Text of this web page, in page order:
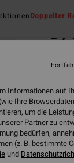
Doppelter
By
€
€
SALE
Informationen auf
Ihre
um die
Partner zu
bedürfen,
(z. B. bestimmte
und